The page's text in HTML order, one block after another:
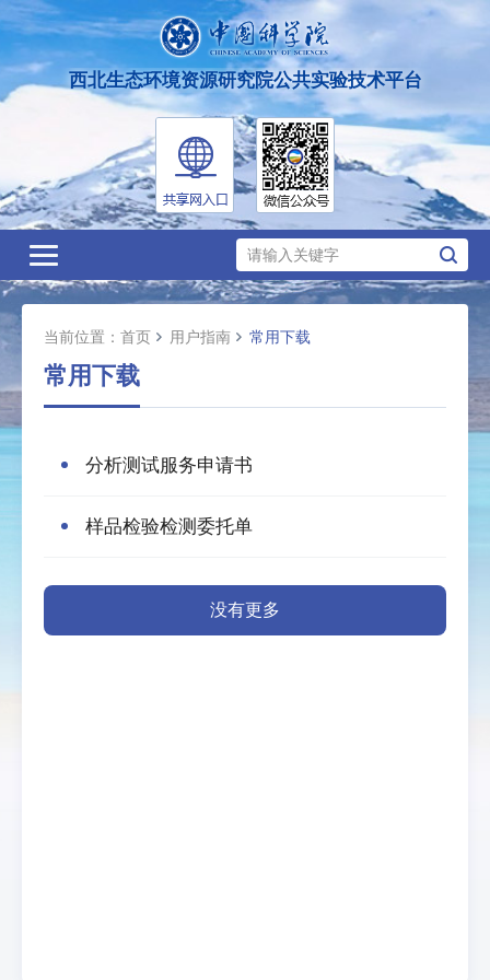
西北生态环境资源研究院公共实验技术平台
Toggle
navigation
当前位置： 首页 用户指南 常用下载
常用下载
分析测试服务申请书
样品检验检测委托单
没有更多